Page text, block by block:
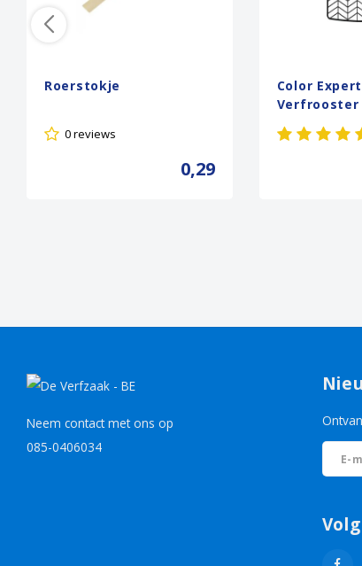
Roerstokje
0 reviews
0,29
Color Expert
Verfrooster
Neem contact met ons op
085-0406034